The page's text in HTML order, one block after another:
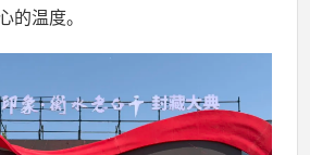
的温度。